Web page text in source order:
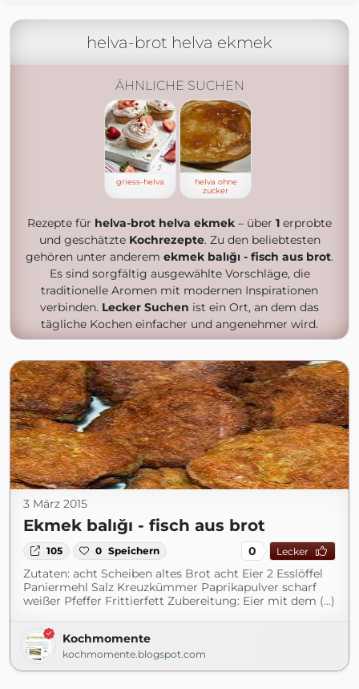
helva-brot helva ekmek
ÄHNLICHE SUCHEN
griess-helva
helva ohne
zucker
Rezepte für helva-brot helva ekmek – über 1 erprobte
und geschätzte Kochrezepte. Zu den beliebtesten
gehören unter anderem ekmek balığı - fisch aus brot.
Es sind sorgfältig ausgewählte Vorschläge, die
traditionelle Aromen mit modernen Inspirationen
verbinden. Lecker Suchen ist ein Ort, an dem das
tägliche Kochen einfacher und angenehmer wird.
3 März 2015
Ekmek balığı - fisch aus brot
105 0 Speichern 0 Lecker
Zutaten: acht Scheiben altes Brot acht Eier 2 Esslöffel
Paniermehl Salz Kreuzkümmer Paprikapulver scharf
weißer Pfeffer Frittierfett Zubereitung: Eier mit dem (...)
Kochmomente
kochmomente.blogspot.com